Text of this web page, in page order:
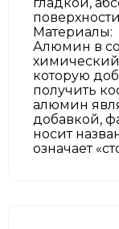
Материалы:
Алюмин в
химический
которую
получить
алюмин
добавкой,
носит
означает